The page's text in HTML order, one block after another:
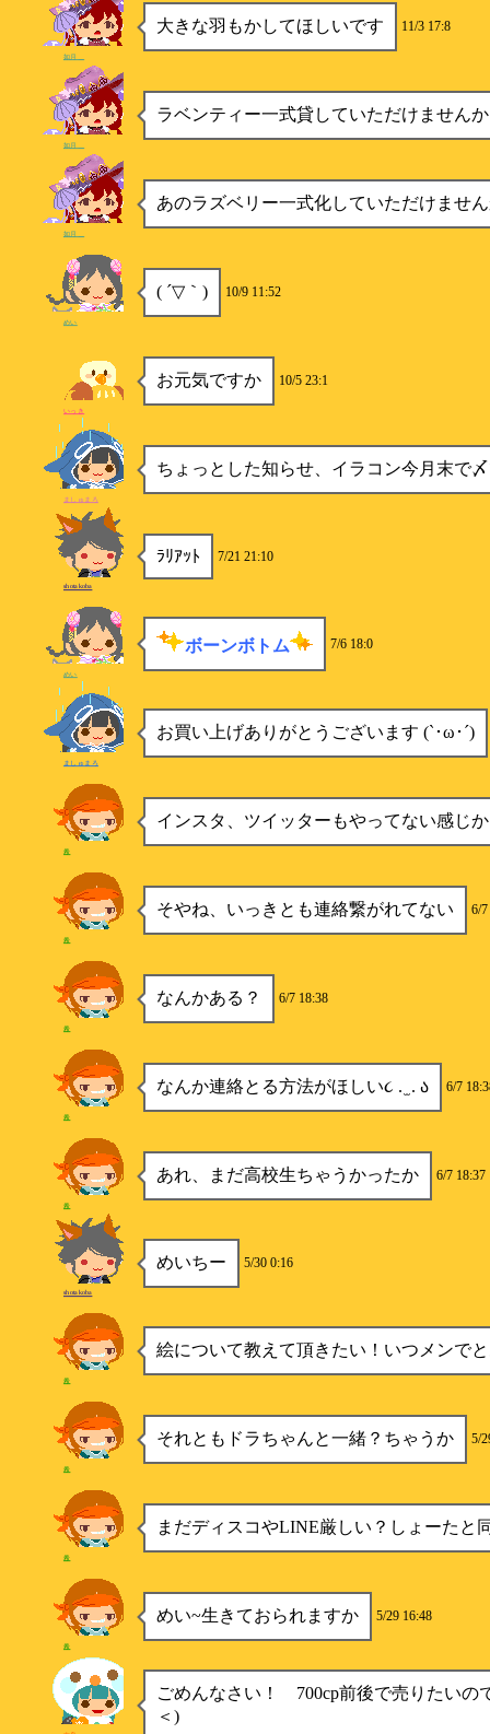
大きな羽もかしてほしいです 11/3 17:8
如月＿
ラベンティー一式貸していただけません
如月＿
あのラズベリー一式化していただけませ
如月＿
( ´▽｀) 10/9 11:52
めい
お元気ですか 10/5 23:1
いっき
ちょっとした知らせ、イラコン今月末で
ましゅまろ
ﾗﾘｱｯﾄ 7/21 21:10
shotakoba
ボーンボトム 7/6 18:0
めい
お買い上げありがとうございます (`･ω･´)
ましゅまろ
インスタ、ツイッターもやってない感じか
希
そやね、いっきとも連絡繋がれてない 6/
希
なんかある？ 6/7 18:38
希
なんか連絡とる方法がほしい૮ . ̫ . ა 6/7
希
あれ、まだ高校生ちゃうかったか 6/7 18:37
希
めいちー 5/30 0:16
shotakoba
絵について教えて頂きたい！いつメンで
希
それともドラちゃんと一緒？ちゃうか 5/
希
まだディスコやLINE厳しい？しょーたと
希
めい~生きておられますか 5/29 16:48
希
ごめんなさい！ 700cp前後で売りたいの
＜)